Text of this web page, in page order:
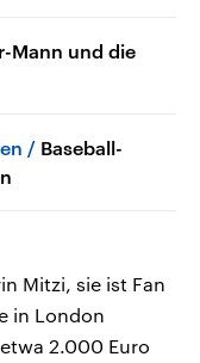
Mann und die
Baseball-
Mitzi, sie ist Fan
in London
2.000 Euro